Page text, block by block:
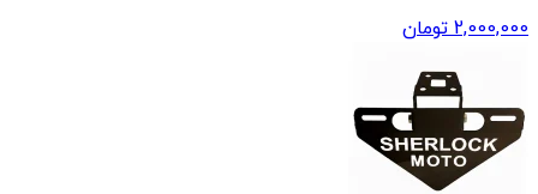
2,000,000 تومان